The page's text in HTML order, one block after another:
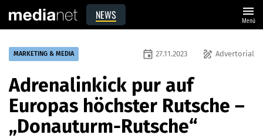
NEWS menu
Menü
MARKETING & MEDIA draw Advertorial
event 27.11.2023
Adrenalinkick pur auf
Europas höchster Rutsche –
„Donauturm-Rutsche“